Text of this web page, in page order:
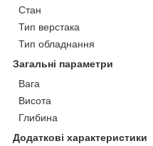
Стан
Тип верстака
Тип обладнання
Загальні параметри
Вага
Висота
Глибина
Додаткові характеристики